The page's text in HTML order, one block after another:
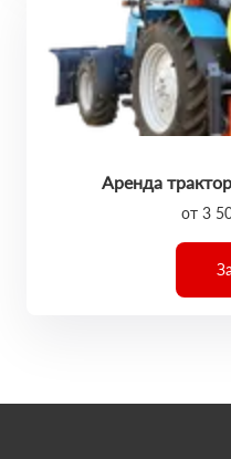
Аренда
от 3